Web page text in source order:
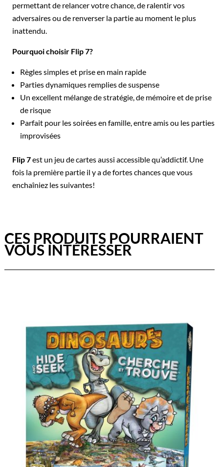
permettant de relancer votre chance, de ralentir vos
adversaires ou de renverser la partie au moment le plus
inattendu.
Pourquoi choisir Flip 7?
Règles simples et prise en main rapide
Parties dynamiques remplies de suspense
Un excellent mélange de stratégie, de mémoire et de prise
de risque
Parfait pour les soirées en famille, entre amis ou les parties
improvisées
Flip 7est un jeu de cartes aussi accessible qu’addictif. Une
fois la première partie il y a de fortes chances que vous
enchaîniez les suivantes!
CES PRODUITS POURRAIENT
VOUS INTÉRESSER